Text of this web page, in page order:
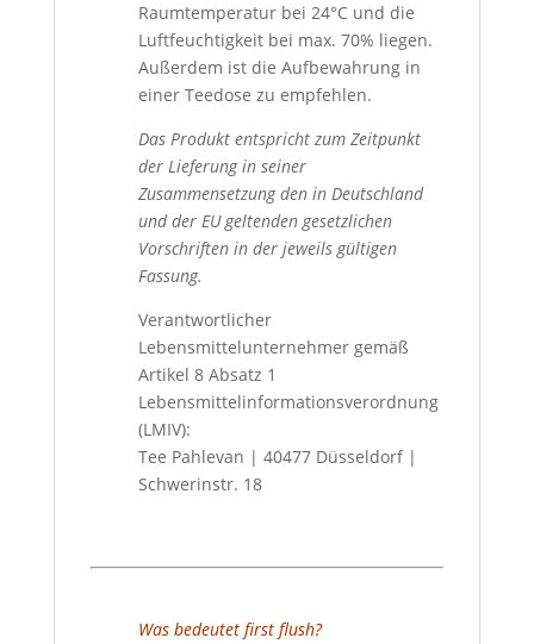
Raumtemperatur bei 24°C und die
Luftfeuchtigkeit bei max. 70% liegen.
Außerdem ist die Aufbewahrung in
einer Teedose zu empfehlen.
Das Produkt entspricht zum Zeitpunkt
der Lieferung in seiner
Zusammensetzung den in Deutschland
und der EU geltenden gesetzlichen
Vorschriften in der jeweils gültigen
Fassung.
Verantwortlicher
Lebensmittelunternehmer gemäß
Artikel 8 Absatz 1
Lebensmittelinformationsverordnung
(LMIV):
Tee Pahlevan | 40477 Düsseldorf |
Schwerinstr. 18
Was bedeutet first flush?